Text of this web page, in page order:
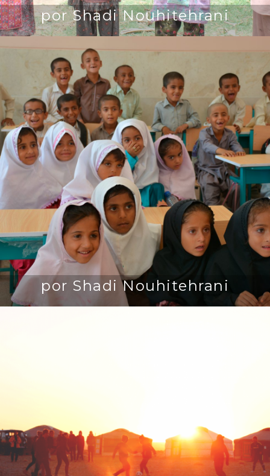
por Shadi Nouhitehrani
por Shadi Nouhitehrani